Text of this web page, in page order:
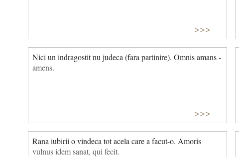
>>>
Nici un indragostit nu judeca (fara partinire). Omnis amans -
amens.
>>>
Rana iubirii o vindeca tot acela care a facut-o. Amoris
vulnus idem sanat, qui fecit.